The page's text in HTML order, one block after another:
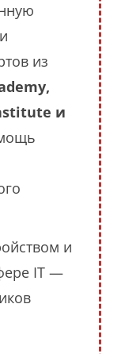
из
и
и
IT —